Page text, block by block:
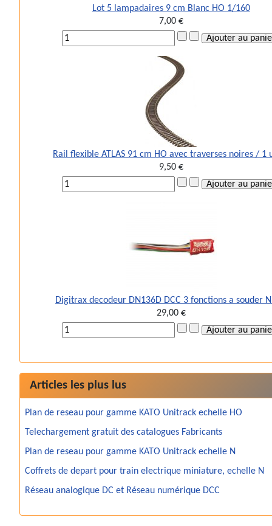
Lot 5 lampadaires 9 cm Blanc HO 1/160
7,00 €
Rail flexible ATLAS 91 cm HO avec traverses noires / 1
9,50 €
Digitrax decodeur DN136D DCC 3 fonctions a souder
29,00 €
Articles les plus lus
Plan de reseau pour gamme KATO Unitrack echelle HO
Telechargement gratuit des catalogues Fabricants
Plan de reseau pour gamme KATO Unitrack echelle N
Coffrets de depart pour train electrique miniature, echelle N
Réseau analogique DC et Réseau numérique DCC